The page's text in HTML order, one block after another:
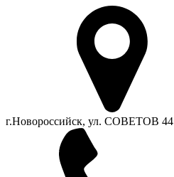
г.Новороссийск, ул. СОВЕТОВ 44